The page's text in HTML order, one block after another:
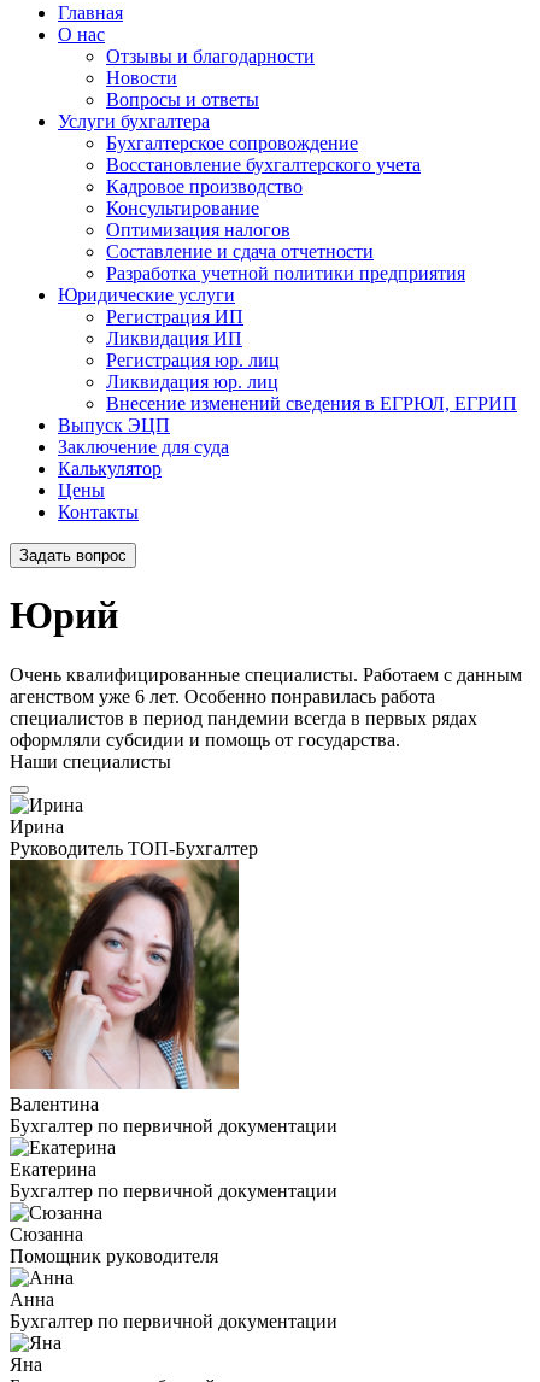
Главная
О нас
Отзывы и благодарности
Новости
Вопросы и ответы
Услуги бухгалтера
Бухгалтерское сопровождение
Восстановление бухгалтерского учета
Кадровое производство
Консультирование
Оптимизация налогов
Составление и сдача отчетности
Разработка учетной политики предприятия
Юридические услуги
Регистрация ИП
Ликвидация ИП
Регистрация юр. лиц
Ликвидация юр. лиц
Внесение изменений сведения в ЕГРЮЛ, ЕГРИП
Выпуск ЭЦП
Заключение для суда
Калькулятор
Цены
Контакты
Задать вопрос
Юрий
Очень квалифицированные специалисты. Работаем с данным
агенством уже 6 лет. Особенно понравилась работа
специалистов в период пандемии всегда в первых рядах
оформляли субсидии и помощь от государства.
Наши специалисты
Ирина
Руководитель ТОП-Бухгалтер
Валентина
Бухгалтер по первичной документации
Екатерина
Бухгалтер по первичной документации
Сюзанна
Помощник руководителя
Анна
Бухгалтер по первичной документации
Яна